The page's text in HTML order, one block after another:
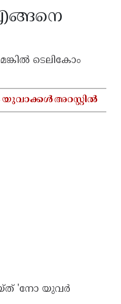
ടെലികോം
അറസ്റ്റിൽ
'നോ യുവർ